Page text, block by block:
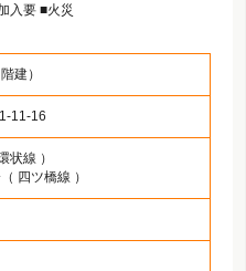
中華料理店や日本初上陸となるイタ
能できます。
み歩き」を楽めます。
入要 ■火災
建）
11-16
状線 ）
四ツ橋線 ）